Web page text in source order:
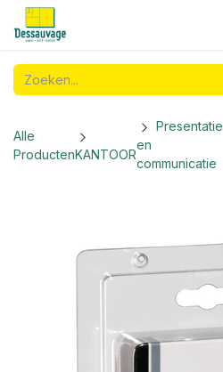
Overslaan naar inhoud
Alle
ProductenKANTOOR
Presentatie
en
communicatie